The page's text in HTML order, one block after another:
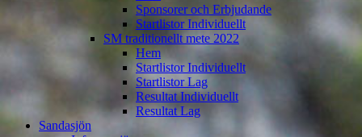
Sponsorer och Erbjudande
Startlistor Individuellt
SM traditionellt mete 2022
Hem
Startlistor Individuellt
Startlistor Lag
Resultat Individuellt
Resultat Lag
Sandasjön